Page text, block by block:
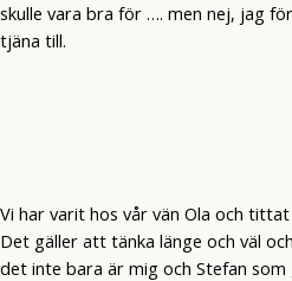
skulle vara bra för …. men nej, jag
tjäna till.
Vi har varit hos vår vän Ola och
Det gäller att tänka länge och väl
det inte bara är mig och Stefan som